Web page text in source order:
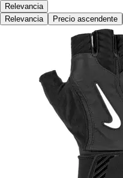
Relevancia
Relevancia
Precio ascendente